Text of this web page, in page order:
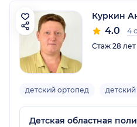
Куркин
4.0
4
Стаж 28 лет
детский ортопед
Детская областная